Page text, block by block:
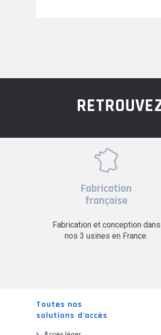
Fabrication
française
Fabrication et conception dans
nos 3 usines en France.
Toutes nos
solutions d'accès